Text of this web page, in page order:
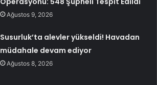
Ağustos 9, 2026
Susurluk’ta alevler yükseldi! Havadan
müdahale devam ediyor
Ağustos 8, 2026